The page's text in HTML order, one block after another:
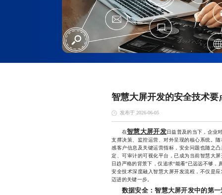
智慧大屏开发的安全技术要
发布于 2026-06-05
在智慧大屏开发日益普及的当下，企业
支撑决策、监控运营、对外呈现的核心系统。
感客户信息及关键运营指标，安全问题也随之
定、可审计的可视化平台，已成为当前智慧大
日趋严格的背景下，仅追求“能看”已远远不够
安全技术深度融入智慧大屏开发流程，不仅是
迈进的关键一步。
数据安全：智慧大屏开发中的第